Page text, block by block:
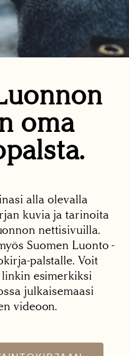
oma
alla olevalla
kuvia ja tarinoita
nettisivuilla.
Suomen Luonto -
palstalle. Voit
esimerkiksi
julkaisemaasi
videoon.